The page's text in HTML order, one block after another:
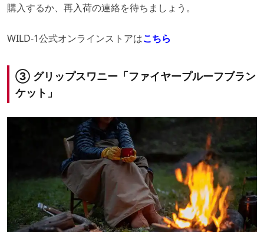
購入するか、再入荷の連絡を待ちましょう。
WILD-1公式オンラインストアはこちら
③ グリップスワニー「ファイヤープルーフブラン
ケット」